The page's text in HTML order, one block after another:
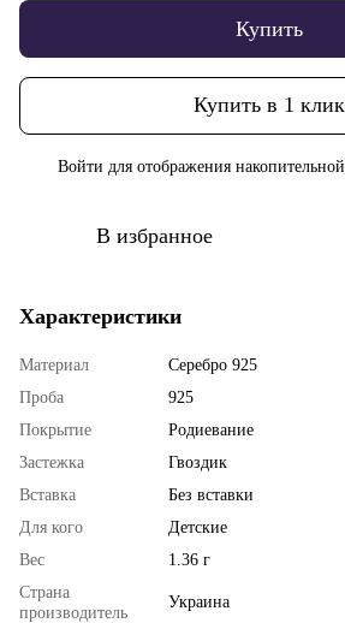
Купить
Купить в 1 клик
Войти для отображения
В избранное
Характеристики
Материал
Серебро 925
Проба
925
Покрытие
Родиевание
Застежка
Гвоздик
Вставка
Без вставки
Для кого
Детские
Вес
1.36 г
Страна
производитель
Украина